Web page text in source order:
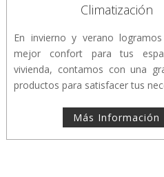
Climatización
En invierno y verano
mejor confort para tus
vivienda, contamos con una
productos para satisfacer tus
Más Información